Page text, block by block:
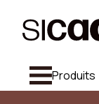
Produits